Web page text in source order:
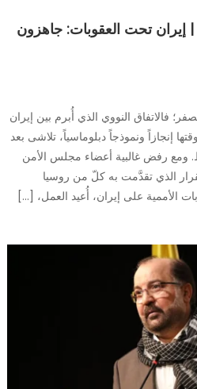
| إيران تحت العقوبات: جاهزون
فالاتفاق النووي الذي أُبرم بين إيران
عام 2015، واعتُبر وقتها إنجازاً ونموذجاً دبلوماسياً، تلاشى بعد
ومع رفض غالبية أعضاء مجلس الأمن
الذي تقدَّمت به كلّ من روسيا
الأممية على إيران، أُعيد العمل، […]